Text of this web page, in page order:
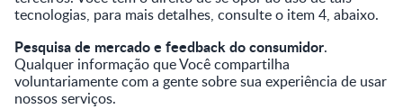
tecnologias, para mais detalhes, consulte o item 4, abaixo.
Pesquisa de mercado e feedback do consumidor.
Qualquer informação que Você compartilha
voluntariamente com a gente sobre sua experiência de usar
nossos serviços.